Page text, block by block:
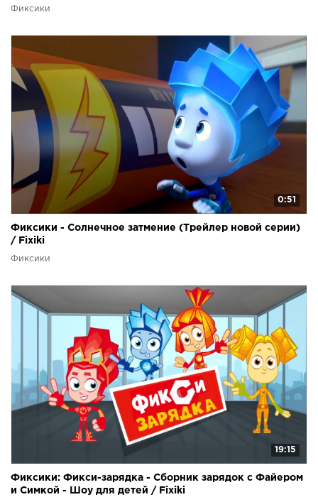
Фиксики
0:51
Фиксики - Солнечное затмение (Трейлер новой серии)
/ Fixiki
Фиксики
19:15
Фиксики: Фикси-зарядка - Сборник зарядок с Файером
и Симкой - Шоу для детей / Fixiki